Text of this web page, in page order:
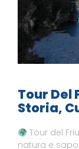
Tour Del
Storia,
Tour del
natura e